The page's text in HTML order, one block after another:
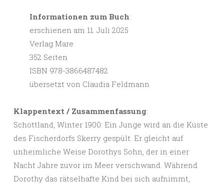
Informationen zum Buch:
erschienen am 11. Juli 2025
Verlag Mare
352 Seiten
ISBN 978-3866487482
übersetzt von Claudia Feldmann
Klappentext / Zusammenfassung:
Schottland, Winter 1900: Ein Junge wird an die Küste
des Fischerdorfs Skerry gespült. Er gleicht auf
unheimliche Weise Dorothys Sohn, der in einer
Nacht Jahre zuvor im Meer verschwand. Während
Dorothy das rätselhafte Kind bei sich aufnimmt,